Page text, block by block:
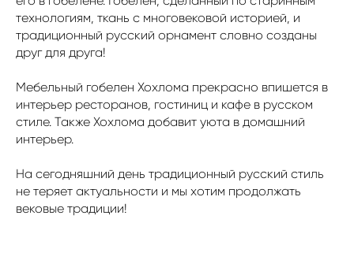
технологиям, ткань с многовековой историей, и
традиционный русский орнамент словно созданы
друг для друга!
Мебельный гобелен Хохлома прекрасно впишется в
интерьер ресторанов, гостиниц и кафе в русском
стиле. Также Хохлома добавит уюта в домашний
интерьер.
На сегодняшний день традиционный русский стиль
не теряет актуальности и мы хотим продолжать
вековые традиции!